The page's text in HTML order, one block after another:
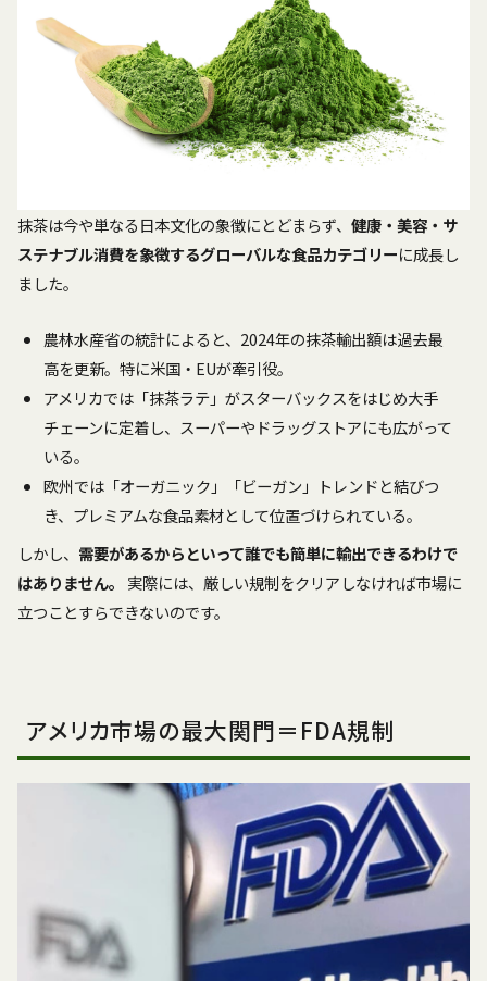
抹茶は今や単なる日本文化の象徴にとどまらず、 健康・美容・サ
ステナブル消費を象徴するグローバルな食品カテゴリーに成長し
ました。
農林水産省の統計によると、2024年の抹茶輸出額は過去最
高を更新。特に米国・EUが牽引役。
アメリカでは「抹茶ラテ」がスターバックスをはじめ大手
チェーンに定着し、スーパーやドラッグストアにも広がって
いる。
欧州では「オーガニック」「ビーガン」トレンドと結びつ
き、プレミアムな食品素材として位置づけられている。
しかし、 需要があるからといって誰でも簡単に輸出できるわけで
はありません。
実際には、厳しい規制をクリアしなければ市場に
立つことすらできないのです。
アメリカ市場の最大関門＝FDA規制